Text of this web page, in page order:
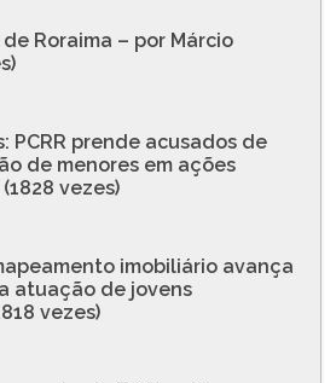
Roraima – por Márcio
PCRR prende acusados de
de menores em ações
vezes)
imobiliário avança
atuação de jovens
vezes)